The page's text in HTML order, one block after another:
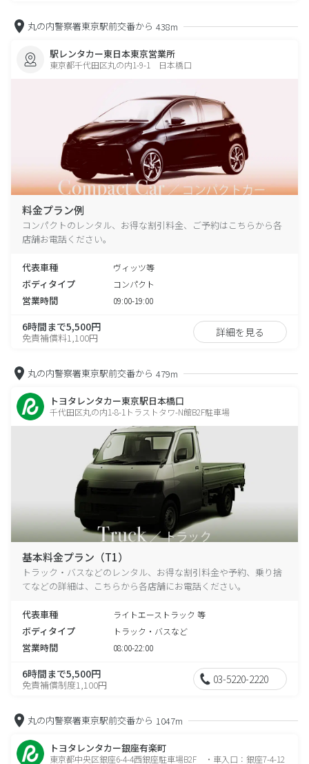
丸の内警察署東京駅前交番から 438m
駅レンタカー東日本東京営業所
東京都千代田区丸の内1-9-1 日本橋口
料金プラン例
コンパクトのレンタル、お得な割引料金、ご予約はこちらから各
店舗お電話ください。
代表車種 ヴィッツ等
ボディタイプ コンパクト
営業時間 09:00-19:00
6時間まで5,500円
免責補償料1,100円 詳細を見る
丸の内警察署東京駅前交番から 479m
トヨタレンタカー東京駅日本橋口
千代田区丸の内1-8-1トラストタワ-N館B2F駐車場
基本料金プラン（T1）
トラック・バスなどのレンタル、お得な割引料金や予約、乗り捨
てなどの詳細は、こちらから各店舗にお電話ください。
代表車種 ライトエーストラック 等
ボディタイプ トラック・バスなど
営業時間 08:00-22:00
6時間まで5,500円
免責補償制度1,100円 03-5220-2220
丸の内警察署東京駅前交番から 1047m
トヨタレンタカー銀座有楽町
東京都中央区銀座6-4-4西銀座駐車場B2F ・車入口：銀座7-4-12